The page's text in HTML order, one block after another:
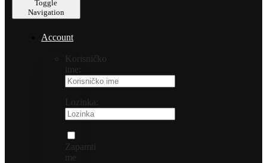
Toggle
Navigation
Account
Korisničko
ime:
Lozinka:
Zapamti
me